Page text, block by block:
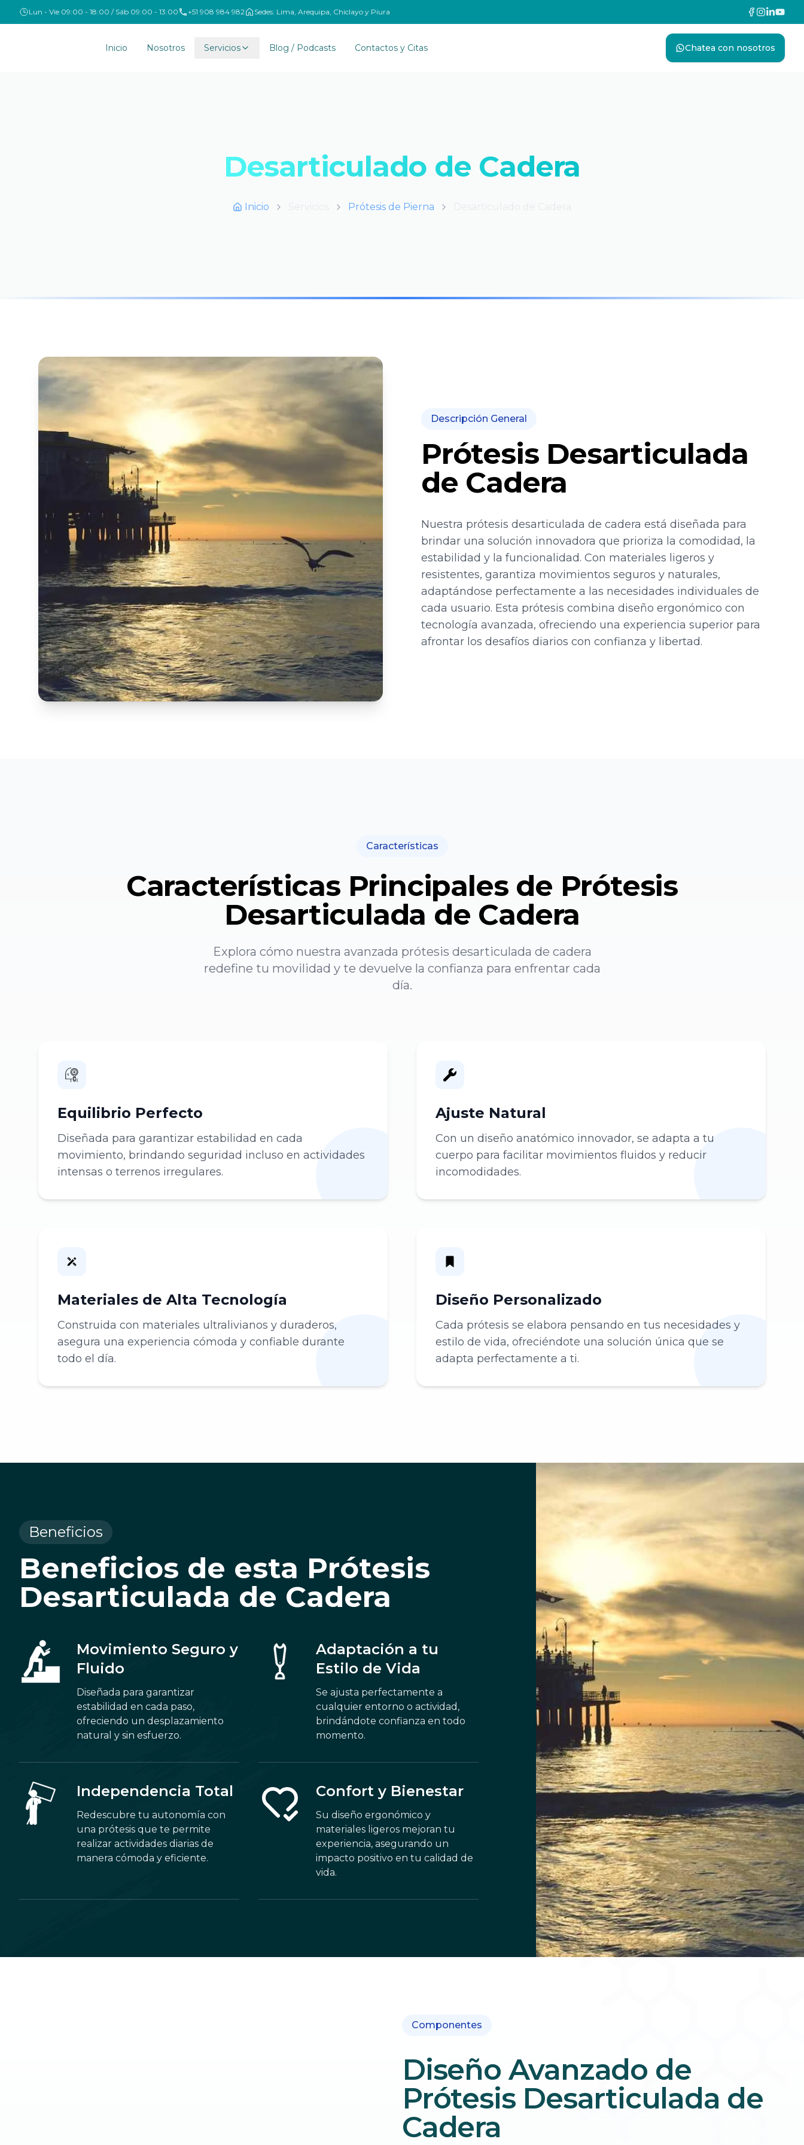
Lun - Vie 09:00 - 18:00 / Sáb 09:00 - 13:00 +51 908 984 982 Sedes: Lima, Arequipa, Chiclayo y Piura
Inicio Nosotros Servicios Blog / Podcasts Contactos y Citas Chatea con nosotros
Desarticulado de Cadera
Inicio Prótesis de Pierna
Descripción General
Prótesis Desarticulada
de Cadera
Nuestra prótesis desarticulada de cadera está diseñada para
brindar una solución innovadora que prioriza la comodidad, la
estabilidad y la funcionalidad. Con materiales ligeros y
resistentes, garantiza movimientos seguros y naturales,
adaptándose perfectamente a las necesidades individuales de
cada usuario. Esta prótesis combina diseño ergonómico con
tecnología avanzada, ofreciendo una experiencia superior para
afrontar los desafíos diarios con confianza y libertad.
Características
Características Principales de Prótesis
Desarticulada de Cadera
Explora cómo nuestra avanzada prótesis desarticulada de cadera
redefine tu movilidad y te devuelve la confianza para enfrentar cada
día.
Equilibrio Perfecto
Diseñada para garantizar estabilidad en cada
movimiento, brindando seguridad incluso en actividades
intensas o terrenos irregulares.
Ajuste Natural
Con un diseño anatómico innovador, se adapta a tu
cuerpo para facilitar movimientos fluidos y reducir
incomodidades.
Materiales de Alta Tecnología
Construida con materiales ultralivianos y duraderos,
asegura una experiencia cómoda y confiable durante
todo el día.
Diseño Personalizado
Cada prótesis se elabora pensando en tus necesidades y
estilo de vida, ofreciéndote una solución única que se
adapta perfectamente a ti.
Beneficios
Beneficios de esta Prótesis
Desarticulada de Cadera
Movimiento Seguro y
Fluido
Diseñada para garantizar
estabilidad en cada paso,
ofreciendo un desplazamiento
natural y sin esfuerzo.
Adaptación a tu
Estilo de Vida
Se ajusta perfectamente a
cualquier entorno o actividad,
brindándote confianza en todo
momento.
Independencia Total
Redescubre tu autonomía con
una prótesis que te permite
realizar actividades diarias de
manera cómoda y eficiente.
Confort y Bienestar
Su diseño ergonómico y
materiales ligeros mejoran tu
experiencia, asegurando un
impacto positivo en tu calidad de
vida.
Componentes
Diseño Avanzado de
Prótesis Desarticulada de
Cadera